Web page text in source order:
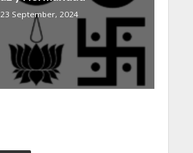
23 September, 2024